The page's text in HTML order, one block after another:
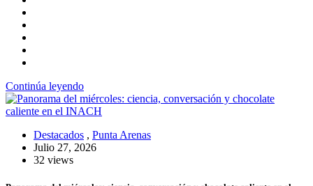
Continúa leyendo
Destacados , Punta Arenas
Julio 27, 2026
32 views